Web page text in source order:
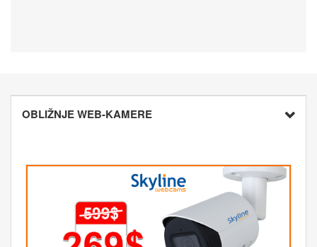
OBLIŽNJE WEB-KAMERE